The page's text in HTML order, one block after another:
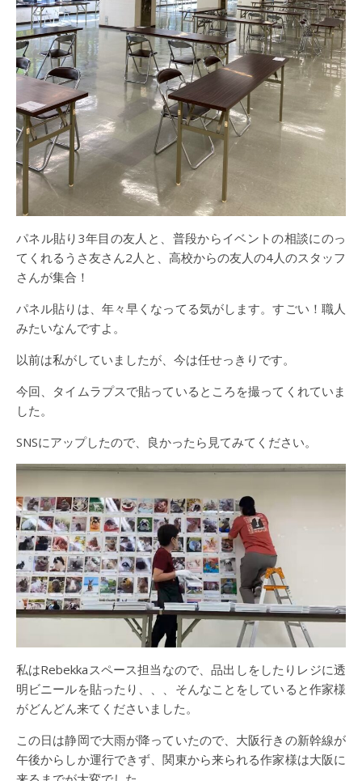
パネル貼り3年目の友人と、普段からイベントの相談にのっ
てくれるうさ友さん2人と、高校からの友人の4人のスタッフ
さんが集合！
パネル貼りは、年々早くなってる気がします。すごい！職人
みたいなんですよ。
以前は私がしていましたが、今は任せっきりです。
今回、タイムラプスで貼っているところを撮ってくれていま
した。
SNSにアップしたので、良かったら見てみてください。
私はRebekkaスペース担当なので、品出しをしたりレジに透
明ビニールを貼ったり、、、そんなことをしていると作家様
がどんどん来てくださいました。
この日は静岡で大雨が降っていたので、大阪行きの新幹線が
午後からしか運行できず、関東から来られる作家様は大阪に